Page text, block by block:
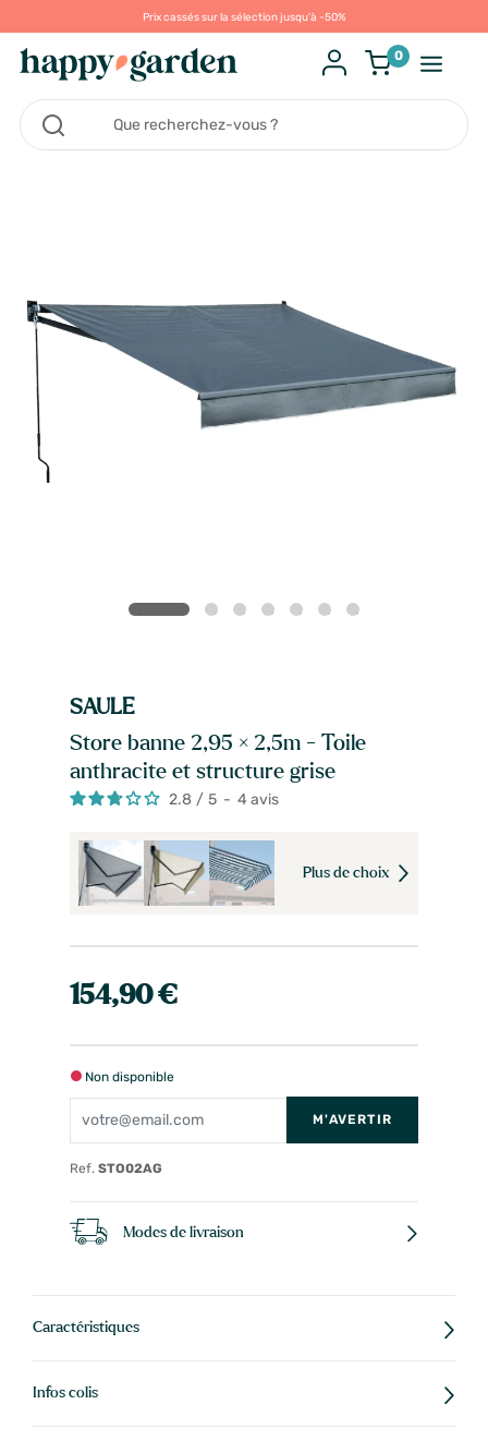
Prix cassés sur la sélection jusqu'à -50%
0
SAULE
Store banne 2,95 × 2,5m - Toile
anthracite et structure grise
2.8 / 5 - 4 avis
Plus de choix
154,90 €
Non disponible
M'AVERTIR
Ref. STO02AG
Modes de livraison
Caractéristiques
Infos colis